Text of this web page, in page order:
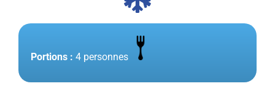
Portions : 4 personnes